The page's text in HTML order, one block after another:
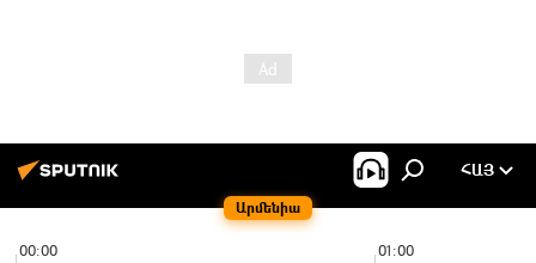
Արմենիա
ՀԱՅ
00:00 01:00